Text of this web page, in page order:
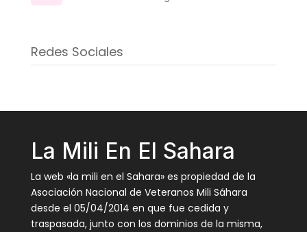
Redes Sociales
La Mili En El Sahara
La web «la mili en el Sahara» es propiedad de la
Asociación Nacional de Veteranos Mili Sáhara
desde el 05/04/2014 en que fue cedida y
traspasada, junto con los dominios de la misma,